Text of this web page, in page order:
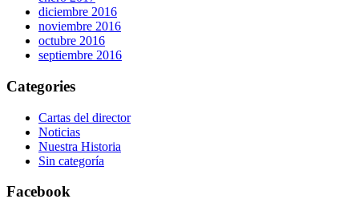
diciembre 2016
noviembre 2016
octubre 2016
septiembre 2016
Categories
Cartas del director
Noticias
Nuestra Historia
Sin categoría
Facebook